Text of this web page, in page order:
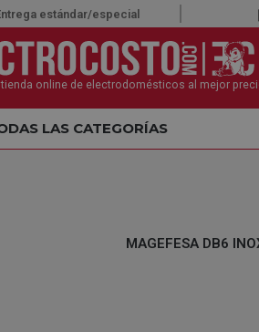
estándar/especial
online de electrodomésticos al mejor
LAS CATEGORÍAS
MAGEFESA DB6